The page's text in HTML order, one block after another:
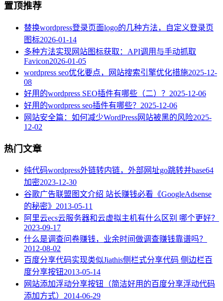
置顶推荐
替换wordpress登录页面logo的几种方法，自定义登录页
图标2026-01-14
多种方法实现网站图标获取：API调用与手动抓取
Favicon2026-01-05
wordpress seo优化要点，网站搜索引擎优化措施2025-12-
08
好用的wordpress SEO插件有哪些（二）？ 2025-12-06
好用的wordpress seo插件有哪些？ 2025-12-06
网站安全篇：如何减少WordPress网站被黑的风险2025-
12-02
热门文章
纯代码wordpress外链转内链，外部网址go跳转并base64
加密2023-12-30
谷歌广告联盟图文介绍 站长赚钱必看《GoogleAdsense
的秘密》 2013-05-11
阿里云ecs云服务器和云虚拟主机有什么区别 哪个更好？
2023-09-17
什么是调查问卷赚钱，业余时间做调查赚钱靠谱吗？
2012-08-02
百度分享代码实现类似Jiathis侧栏式分享代码 侧边栏百
度分享按钮2013-05-14
网站添加浮动分享按钮（简洁好用的百度分享浮动代码
添加方式） 2014-06-29